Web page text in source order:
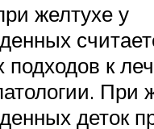
желтухе у
подходов к
При
деток